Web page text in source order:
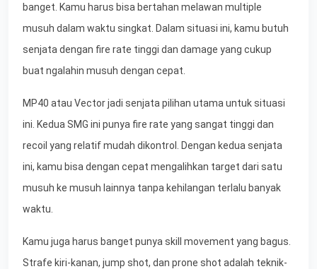
banget. Kamu harus bisa bertahan melawan multiple
musuh dalam waktu singkat. Dalam situasi ini, kamu butuh
senjata dengan fire rate tinggi dan damage yang cukup
buat ngalahin musuh dengan cepat.
MP40 atau Vector jadi senjata pilihan utama untuk situasi
ini. Kedua SMG ini punya fire rate yang sangat tinggi dan
recoil yang relatif mudah dikontrol. Dengan kedua senjata
ini, kamu bisa dengan cepat mengalihkan target dari satu
musuh ke musuh lainnya tanpa kehilangan terlalu banyak
waktu.
Kamu juga harus banget punya skill movement yang bagus.
Strafe kiri-kanan, jump shot, dan prone shot adalah teknik-